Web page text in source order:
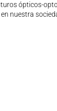
ópticos-
nuestra